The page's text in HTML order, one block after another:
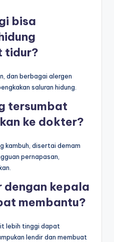
bisa
tidur?
dan berbagai alergen
saluran hidung.
tersumbat
ke dokter?
kambuh, disertai demam
pernapasan,
dengan kepala
membantu?
lebih tinggi dapat
lendir dan membuat